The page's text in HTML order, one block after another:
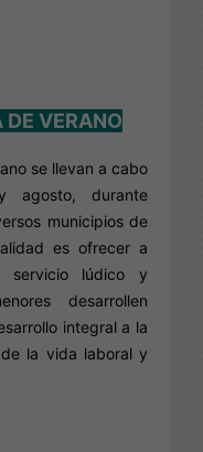
DE VERANO
se llevan a cabo
agosto, durante
municipios de
es ofrecer a
servicio lúdico y
desarrollen
integral a la
la vida laboral y